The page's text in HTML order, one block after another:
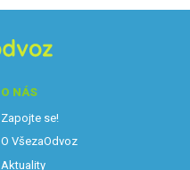
O NÁS
Zapojte se!
O VšezaOdvoz
Aktuality